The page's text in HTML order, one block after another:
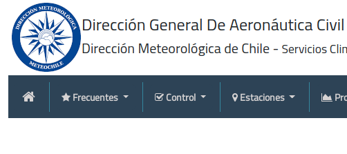
Frecuentes Control Estaciones